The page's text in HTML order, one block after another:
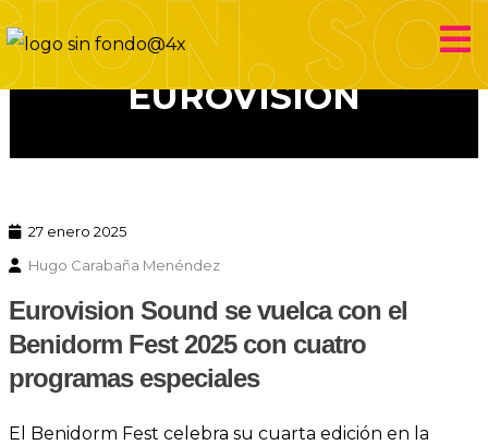
Eurovision Sound
EUROVISIÓN
27 enero 2025
Hugo Carabaña Menéndez
Eurovision Sound se vuelca con el
Benidorm Fest 2025 con cuatro
programas especiales
El Benidorm Fest celebra su cuarta edición en la